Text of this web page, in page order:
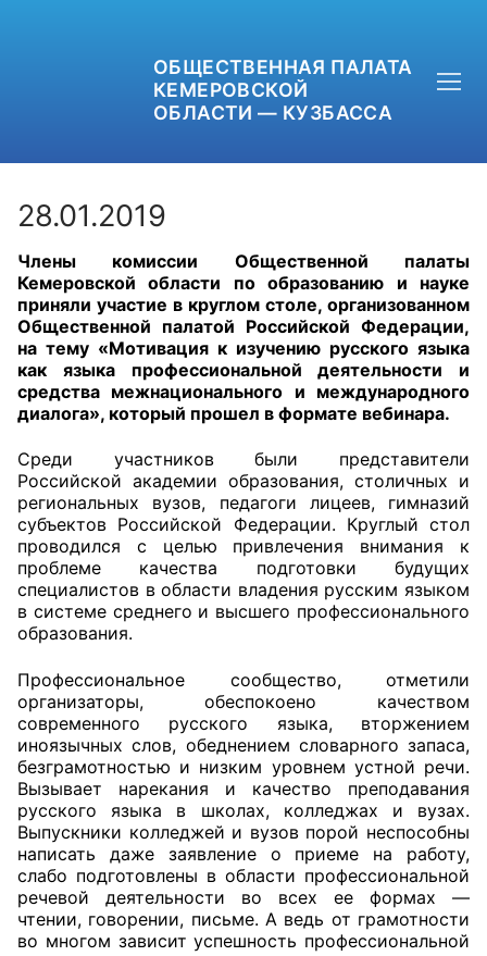
ОБЩЕСТВЕННАЯ ПАЛАТА
КЕМЕРОВСКОЙ
ОБЛАСТИ — КУЗБАССА
+7 (3842) 58-82-40
OPKO42@BK.RU
ОБРАТНАЯ СВЯЗЬ
Главная
Общественные советы
Общественные советы при территориальных
исполнительной власти
Общественные советы по проведению
независимой оценки качества условий
оказания услуг
О Палате
Структура Палаты
Комиссии
28.01.2019
Члены комиссии Общественной палаты
Кемеровской области по образованию и науке
приняли участие в круглом столе, организованном
Общественной палатой Российской Федерации,
на тему «Мотивация к изучению русского языка
как языка профессиональной деятельности и
средства межнационального и международного
диалога», который прошел в формате вебинара.
Среди участников были представители
Российской академии образования, столичных и
региональных вузов, педагоги лицеев, гимназий
субъектов Российской Федерации. Круглый стол
проводился с целью привлечения внимания к
проблеме качества подготовки будущих
специалистов в области владения русским языком
в системе среднего и высшего профессионального
образования.
Профессиональное сообщество, отметили
организаторы, обеспокоено качеством
современного русского языка, вторжением
иноязычных слов, обеднением словарного запаса,
безграмотностью и низким уровнем устной речи.
Вызывает нарекания и качество преподавания
русского языка в школах, колледжах и вузах.
Выпускники колледжей и вузов порой неспособны
написать даже заявление о приеме на работу,
слабо подготовлены в области профессиональной
речевой деятельности во всех ее формах —
чтении, говорении, письме. А ведь от грамотности
во многом зависит успешность профессиональной